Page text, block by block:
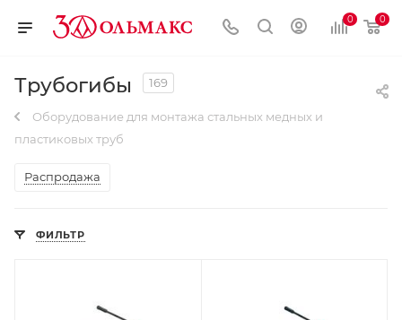
0 0
Трубогибы 169
Оборудование для монтажа стальных медных и
пластиковых труб
Распродажа
ФИЛЬТР